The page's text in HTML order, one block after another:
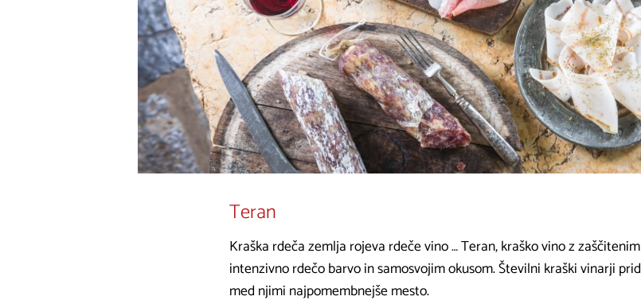
Teran
Kraška rdeča zemlja rojeva rdeče vino … Teran, kraško vino z
intenzivno rdečo barvo in samosvojim okusom. Številni kraški vinarji
med njimi najpomembnejše mesto.